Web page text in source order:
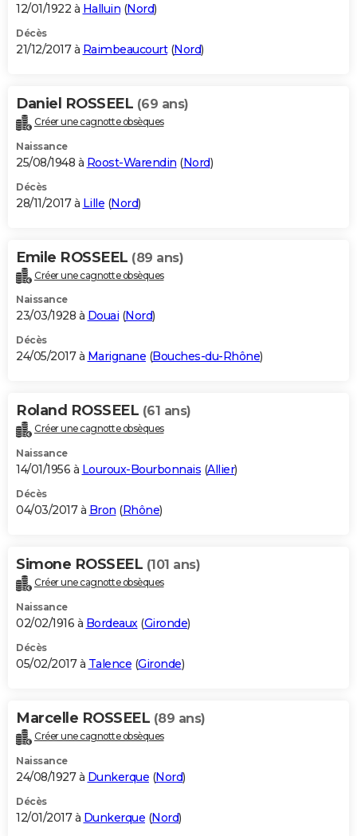
12/01/1922 à Halluin (Nord)
Décès
21/12/2017 à Raimbeaucourt(Nord)
Daniel ROSSEEL (69 ans)
Créer une cagnotte obsèques
Naissance
25/08/1948 à Roost-Warendin (Nord)
Décès
28/11/2017 à Lille (Nord)
Emile ROSSEEL (89 ans)
Créer une cagnotte obsèques
Naissance
23/03/1928 à Douai (Nord)
Décès
24/05/2017 à Marignane (Bouches-du-Rhône)
Roland ROSSEEL (61 ans)
Créer une cagnotte obsèques
Naissance
14/01/1956 à Louroux-Bourbonnais (Allier)
Décès
04/03/2017 à Bron (Rhône)
Simone ROSSEEL (101 ans)
Créer une cagnotte obsèques
Naissance
02/02/1916 à Bordeaux(Gironde)
Décès
05/02/2017 à Talence (Gironde)
Marcelle ROSSEEL (89 ans)
Créer une cagnotte obsèques
Naissance
24/08/1927 à Dunkerque (Nord)
Décès
12/01/2017 à Dunkerque (Nord)